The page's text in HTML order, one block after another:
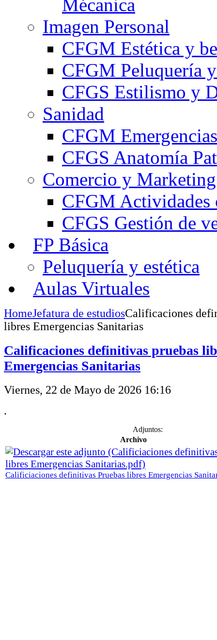
Mécanica
Imagen Personal
CFGM Estética y
CFGM Peluquería
CFGS Estilismo y
Sanidad
CFGM
CFGS Anatomía
Comercio y Marketing
CFGM Actividades
CFGS Gestión de
FP Básica
Peluquería y estética
Aulas Virtuales
HomeJefatura de estudiosCalificaciones
libres Emergencias Sanitarias
Calificaciones definitivas pruebas
Emergencias Sanitarias
Viernes, 22 de Mayo de 2026 16:16
.
Adjuntos:
Archivo
Calificiaciones definitivas Pruebas libres Emergencias